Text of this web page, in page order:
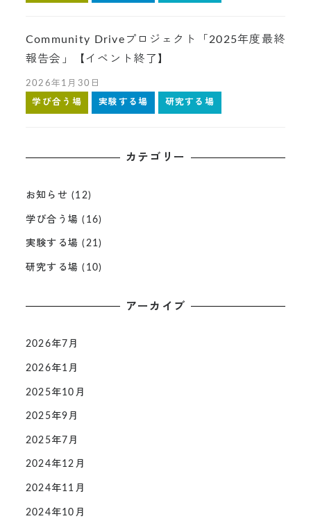
Community Driveプロジェクト「2025年度最終
報告会」【イベント終了】
2026年1月30日
学び合う場 実験する場 研究する場
カテゴリー
お知らせ (12)
学び合う場 (16)
実験する場 (21)
研究する場 (10)
アーカイブ
2026年7月
2026年1月
2025年10月
2025年9月
2025年7月
2024年12月
2024年11月
2024年10月